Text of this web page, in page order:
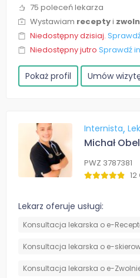
75 poleceń lekarza
Wystawiam receptyi
Niedostępny dzisiaj.
Niedostępny jutro Sprawdź
Pokaż profil Umów
Internista
Michał Obel
PWZ 3787381
Lekarz oferuje usługi:
Konsultacja lekarska o e-
Konsultacja lekarska o e-
Konsultacja lekarska o e-